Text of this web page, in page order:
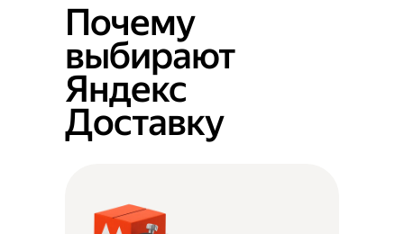
Почему
выбирают
Яндекс
Доставку